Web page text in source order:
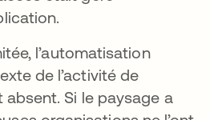
l’automatisation
de l’activité de
absent. Si le paysage a